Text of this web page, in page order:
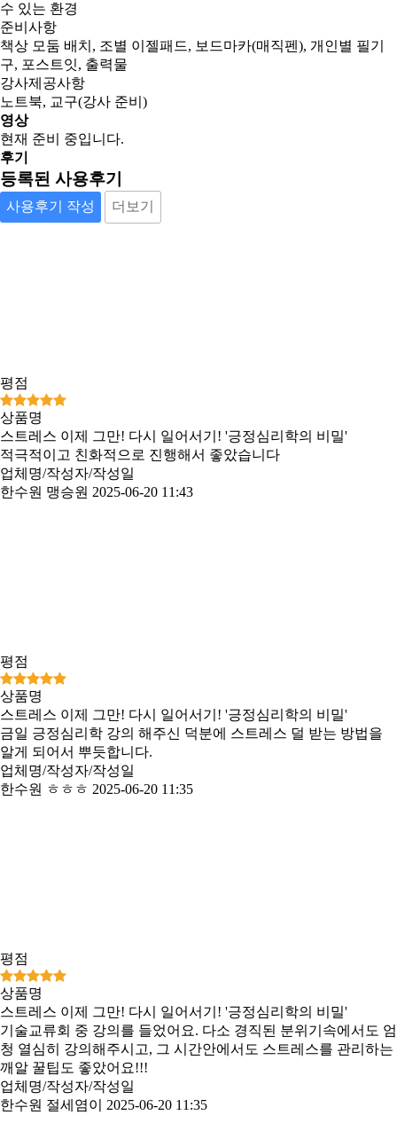
수 있는 환경
준비사항
책상 모둠 배치, 조별 이젤패드, 보드마카(매직펜), 개인별 필기
구, 포스트잇, 출력물
강사제공사항
노트북, 교구(강사 준비)
영상
현재 준비 중입니다.
후기
등록된 사용후기
사용후기 작성 더보기
평점
상품명
스트레스 이제 그만! 다시 일어서기! '긍정심리학의 비밀'
적극적이고 친화적으로 진행해서 좋았습니다
업체명/작성자/작성일
한수원 맹승원 2025-06-20 11:43
평점
상품명
스트레스 이제 그만! 다시 일어서기! '긍정심리학의 비밀'
금일 긍정심리학 강의 해주신 덕분에 스트레스 덜 받는 방법을
알게 되어서 뿌듯합니다.
업체명/작성자/작성일
한수원 ㅎㅎㅎ 2025-06-20 11:35
평점
상품명
스트레스 이제 그만! 다시 일어서기! '긍정심리학의 비밀'
기술교류회 중 강의를 들었어요. 다소 경직된 분위기속에서도 엄
청 열심히 강의해주시고, 그 시간안에서도 스트레스를 관리하는
깨알 꿀팁도 좋았어요!!!
업체명/작성자/작성일
한수원 절세염이 2025-06-20 11:35